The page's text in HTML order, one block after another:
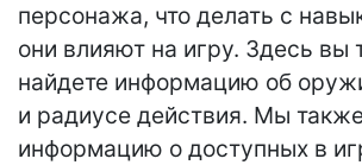
персонажа, что делать с
они влияют на игру. Здесь вы
найдете информацию об
и радиусе действия. Мы
информацию о доступных в